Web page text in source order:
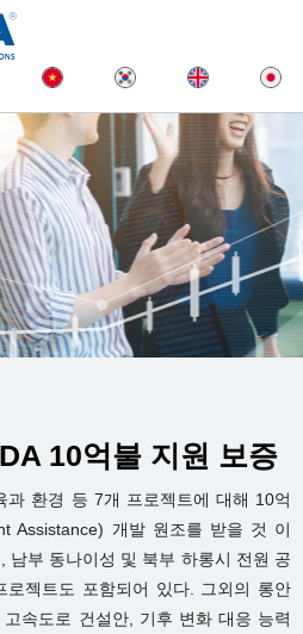
10억불 지원 보증
과 환경 등 7개 프로젝트에 대해 10억
Assistance) 개발 원조를 받을 것 이
남부 동나이성 및 북부 하롱시 전원 공
젝트도 포함되어 있다. 그외의 롱안
속도로 건설안, 기후 변화 대응 능력